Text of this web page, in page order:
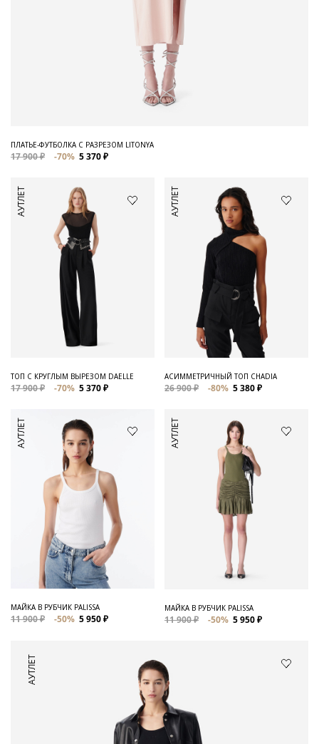
ПЛАТЬЕ-ФУТБОЛКА С РАЗРЕЗОМ LITONYA
17 900 ₽ -70% 5 370 ₽
АУТЛЕТ
ТОП С КРУГЛЫМ ВЫРЕЗОМ DAELLE
17 900 ₽ -70% 5 370 ₽
АУТЛЕТ
АСИММЕТРИЧНЫЙ ТОП CHADIA
26 900 ₽ -80% 5 380 ₽
АУТЛЕТ
МАЙКА В РУБЧИК PALISSA
11 900 ₽ -50% 5 950 ₽
АУТЛЕТ
МАЙКА В РУБЧИК PALISSA
11 900 ₽ -50% 5 950 ₽
АУТЛЕТ